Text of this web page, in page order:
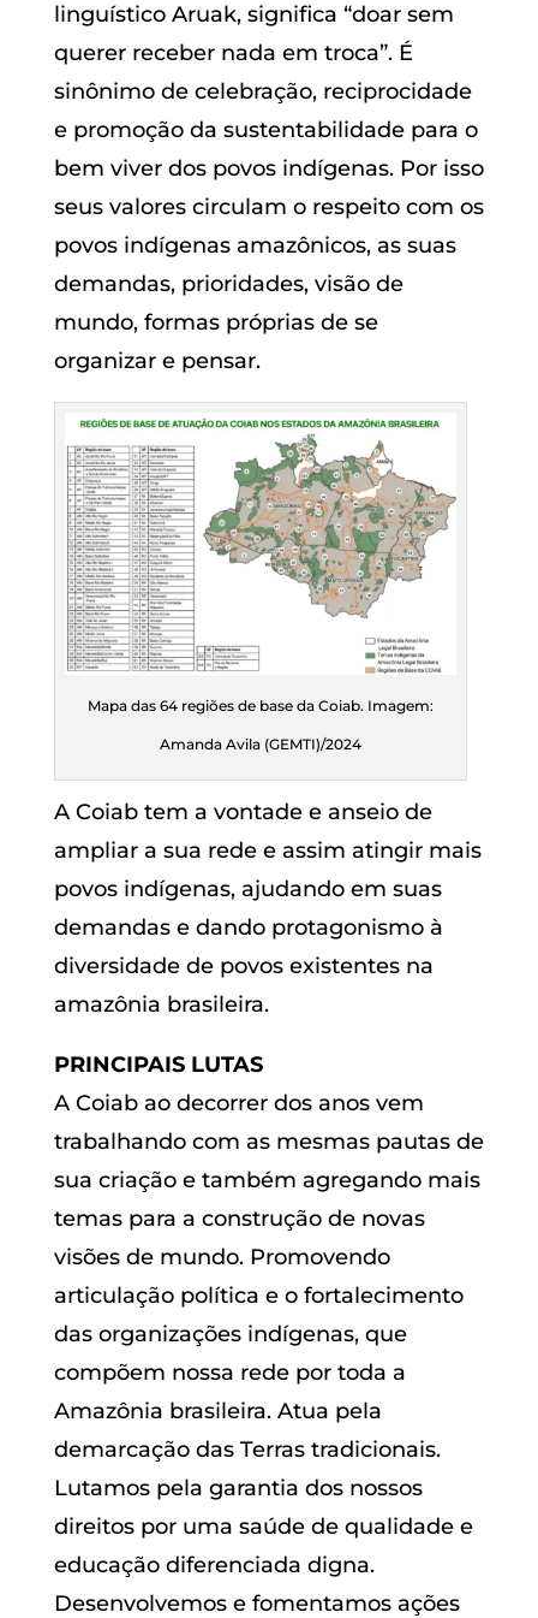
linguístico Aruak, significa “doar sem
querer receber nada em troca”. É
sinônimo de celebração, reciprocidade
e promoção da sustentabilidade para o
bem viver dos povos indígenas. Por isso
seus valores circulam o respeito com os
povos indígenas amazônicos, as suas
demandas, prioridades, visão de
mundo, formas próprias de se
organizar e pensar.
Mapa das 64 regiões de base da Coiab. Imagem:
Amanda Avila (GEMTI)/2024
A Coiab tem a vontade e anseio de
ampliar a sua rede e assim atingir mais
povos indígenas, ajudando em suas
demandas e dando protagonismo à
diversidade de povos existentes na
amazônia brasileira.
PRINCIPAIS LUTAS
A Coiab ao decorrer dos anos vem
trabalhando com as mesmas pautas de
sua criação e também agregando mais
temas para a construção de novas
visões de mundo. Promovendo
articulação política e o fortalecimento
das organizações indígenas, que
compõem nossa rede por toda a
Amazônia brasileira. Atua pela
demarcação das Terras tradicionais.
Lutamos pela garantia dos nossos
direitos por uma saúde de qualidade e
educação diferenciada digna.
Desenvolvemos e fomentamos ações